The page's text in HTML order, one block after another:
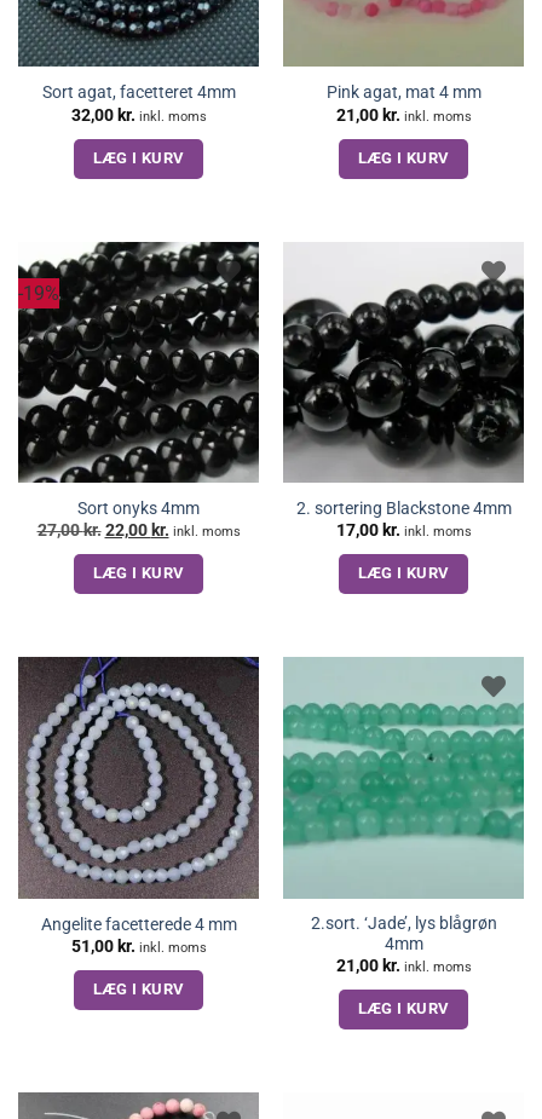
Sort agat, facetteret 4mm
32,00 kr. inkl. moms
LÆG I KURV
Pink agat, mat 4 mm
21,00 kr. inkl. moms
LÆG I KURV
-19%
Sort onyks 4mm
27,00kr. Den
oprindelige
pris
var:
27,00 kr..
22,00 kr.Den
aktuelle
pris
er:
22,00 kr..
inkl. moms
LÆG I KURV
2. sortering Blackstone 4mm
17,00 kr. inkl. moms
LÆG I KURV
Angelite facetterede 4 mm
51,00 kr. inkl. moms
LÆG I KURV
2.sort. ‘Jade’, lys blågrøn
4mm
21,00 kr. inkl. moms
LÆG I KURV